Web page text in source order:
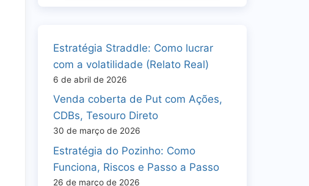
Estratégia Straddle: Como lucrar
com a volatilidade (Relato Real)
6 de abril de 2026
Venda coberta de Put com Ações,
CDBs, Tesouro Direto
30 de março de 2026
Estratégia do Pozinho: Como
Funciona, Riscos e Passo a Passo
26 de março de 2026